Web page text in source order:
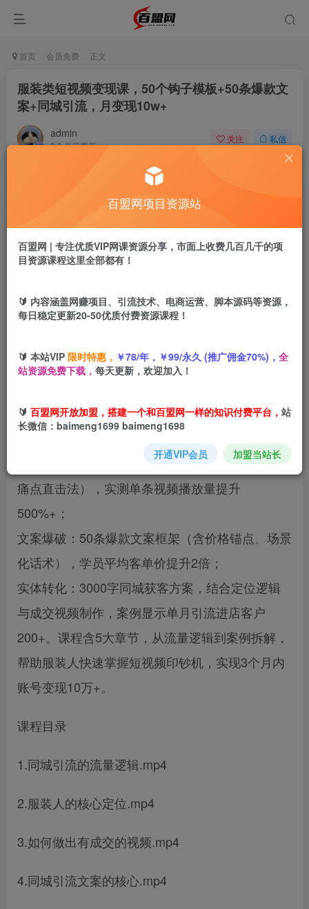
首页 会员免费 正文
服装类短视频变现课，50个钩子模板+50条爆款文
案+同城引流，月变现10w+
admin
9个月前更新
关注 私信
盟币 9.9
立即购买
短视频流量变现与实体获客。核心模块包括：
流量钩子：50个高转化开头模板（如3秒悬念法、
痛点直击法），实测单条视频播放量提升
500%+；
文案爆破：50条爆款文案框架（含价格锚点、场景
化话术），学员平均客单价提升2倍；
实体转化：3000字同城获客方案，结合定位逻辑
与成交视频制作，案例显示单月引流进店客户
200+。课程含5大章节，从流量逻辑到案例拆解，
帮助服装人快速掌握短视频印钞机，实现3个月内
账号变现10万+。
课程目录
1.同城引流的流量逻辑.mp4
2.服装人的核心定位.mp4
3.如何做出有成交的视频.mp4
4.同城引流文案的核心.mp4
百盟网项目资源站
百盟网 | 专注优质VIP网课资源分享，市面上收费几百几千的项
目资源课程这里全部都有！
🔰 内容涵盖网赚项目、引流技术、电商运营、脚本源码等资源，
每日稳定更新20-50优质付费资源课程！
🔰 本站VIP 限时特惠， ￥78/年，￥99/永久 (推广佣金70%)， 全
站资源免费下载， 每天更新，欢迎加入！
🔰 百盟网开放加盟，搭建一个和百盟网一样的知识付费平台， 站
长微信：baimeng1699 baimeng1698
开通VIP会员 加盟当站长